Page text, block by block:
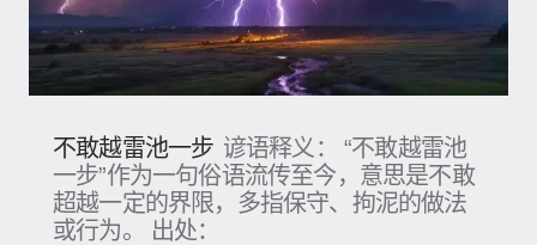
不敢越雷池一步 谚语释义： “不敢越雷池
一步”作为一句俗语流传至今，意思是不敢
超越一定的界限，多指保守、拘泥的做法
或行为。 出处：